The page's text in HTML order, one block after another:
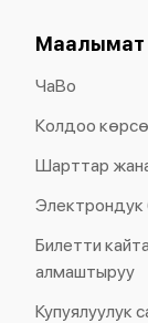
Маалымат
ЧаВо
Колдоо
Шарттар
Электрондук
Билетти
алмаштыруу
Купуялуулук